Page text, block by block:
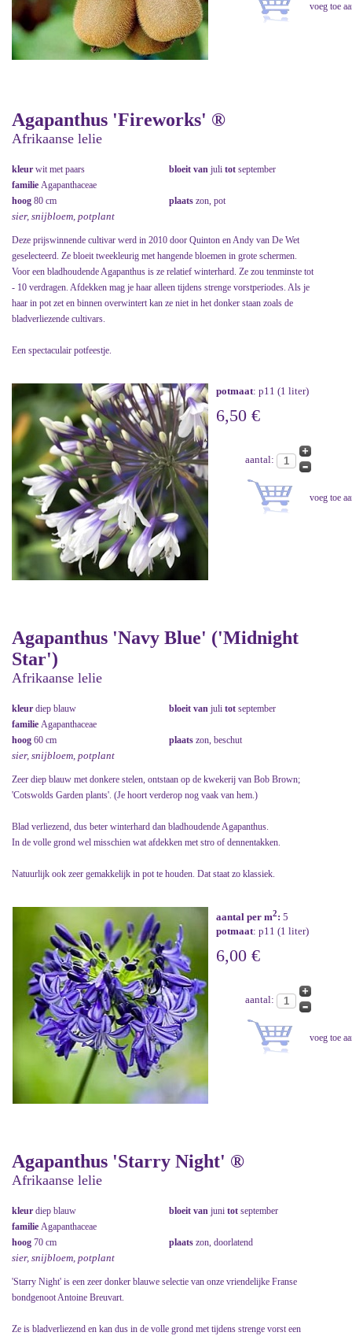
Agapanthus 'Fireworks' ®
Afrikaanse lelie
kleur wit met paars bloeit van juli tot september
familie Agapanthaceae
hoog 80 cm plaats zon, pot
sier, snijbloem, potplant
Deze prijswinnende cultivar werd in 2010 door Quinton en Andy van De Wet
geselecteerd. Ze bloeit tweekleurig met hangende bloemen in grote schermen.
Voor een bladhoudende Agapanthus is ze relatief winterhard. Ze zou tenminste tot
- 10 verdragen. Afdekken mag je haar alleen tijdens strenge vorstperiodes. Als je
haar in pot zet en binnen overwintert kan ze niet in het donker staan zoals de
bladverliezende cultivars.
Een spectaculair potfeestje.
potmaat: p11 (1 liter)
6,50 €
aantal:
Agapanthus 'Navy Blue' ('Midnight
Star')
Afrikaanse lelie
kleur diep blauw bloeit van juli tot september
familie Agapanthaceae
hoog 60 cm plaats zon, beschut
sier, snijbloem, potplant
Zeer diep blauw met donkere stelen, ontstaan op de kwekerij van Bob Brown;
'Cotswolds Garden plants'. (Je hoort verderop nog vaak van hem.)
Blad verliezend, dus beter winterhard dan bladhoudende Agapanthus.
In de volle grond wel misschien wat afdekken met stro of dennentakken.
Natuurlijk ook zeer gemakkelijk in pot te houden. Dat staat zo klassiek.
aantal per m2: 5
potmaat: p11 (1 liter)
6,00 €
aantal:
Agapanthus 'Starry Night' ®
Afrikaanse lelie
kleur diep blauw bloeit van juni tot september
familie Agapanthaceae
hoog 70 cm plaats zon, doorlatend
sier, snijbloem, potplant
'Starry Night' is een zeer donker blauwe selectie van onze vriendelijke Franse
bondgenoot Antoine Breuvart.
Ze is bladverliezend en kan dus in de volle grond met tijdens strenge vorst een